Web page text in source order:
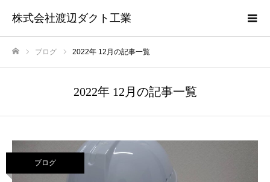
株式会社渡辺ダクト工業
ブログ 2022年 12月の記事一覧
2022年 12月の記事一覧
ブログ